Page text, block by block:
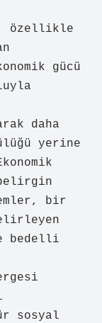
özellikle
gücü
daha
yerine
bir
bedelli
sosyal